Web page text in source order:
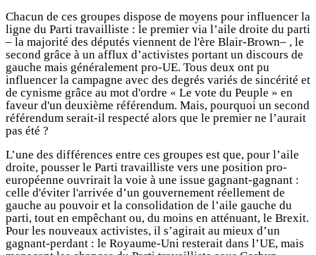
Chacun de ces groupes dispose de moyens pour influencer la
ligne du Parti travailliste : le premier via l’aile droite du parti
– la majorité des députés viennent de l'ère Blair-Brown– , le
second grâce à un afflux d’activistes portant un discours de
gauche mais généralement pro-UE. Tous deux ont pu
influencer la campagne avec des degrés variés de sincérité et
de cynisme grâce au mot d'ordre « Le vote du Peuple » en
faveur d'un deuxième référendum. Mais, pourquoi un second
référendum serait-il respecté alors que le premier ne l’aurait
pas été ?
L’une des différences entre ces groupes est que, pour l’aile
droite, pousser le Parti travailliste vers une position pro-
européenne ouvrirait la voie à une issue gagnant-gagnant :
celle d'éviter l'arrivée d’un gouvernement réellement de
gauche au pouvoir et la consolidation de l’aile gauche du
parti, tout en empêchant ou, du moins en atténuant, le Brexit.
Pour les nouveaux activistes, il s’agirait au mieux d’un
gagnant-perdant : le Royaume-Uni resterait dans l’UE, mais